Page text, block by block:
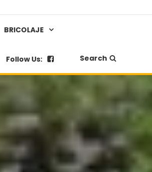
BRICOLAJE
Follow Us: Search